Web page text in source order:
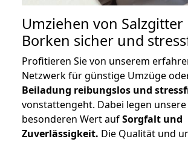
Umziehen von Salzgitter
Borken sicher und
Profitieren Sie von unserem
Netzwerk für günstige Umzüge
Beiladung reibungslos und
vonstattengeht. Dabei legen
besonderen Wert aufSorgfalt und
Zuverlässigkeit. Die Qualität und